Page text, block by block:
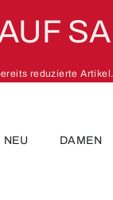
reduzierte
NEU DAMEN